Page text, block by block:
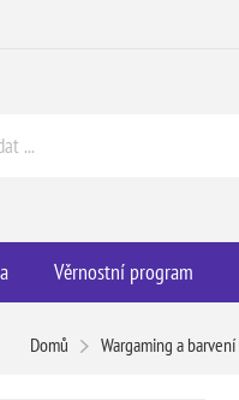
Věrnostní program
Domů Wargaming a barvení